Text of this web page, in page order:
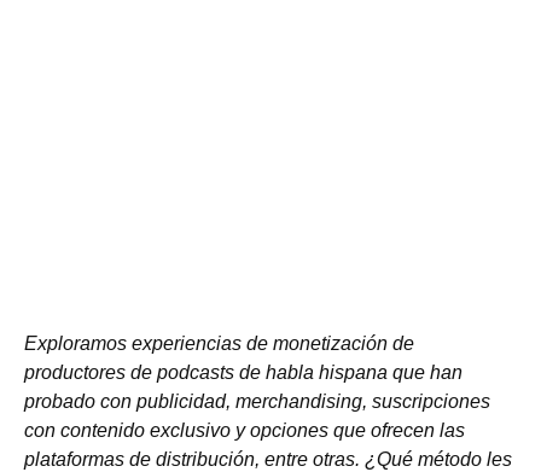
Exploramos experiencias de monetización de
productores de podcasts de habla hispana que han
probado con publicidad, merchandising, suscripciones
con contenido exclusivo y opciones que ofrecen las
plataformas de distribución, entre otras. ¿Qué método les